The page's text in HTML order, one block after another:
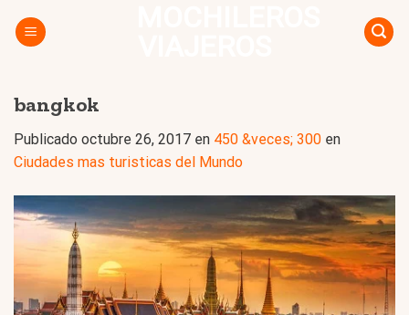
bangkok
Publicado octubre 26, 2017 en 450 &veces; 300 en
Ciudades mas turisticas del Mundo